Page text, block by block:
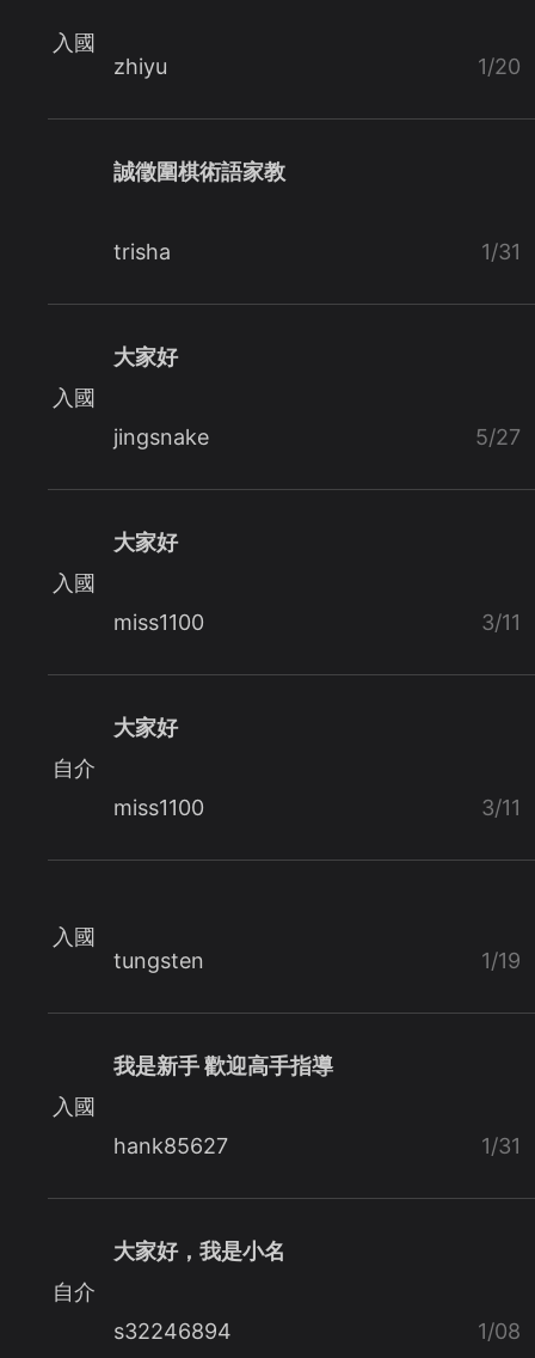
入國
zhiyu
1/20
誠徵圍棋術語家教
trisha 1/31
入國
大家好
jingsnake 5/27
入國
大家好
miss1100 3/11
自介
大家好
miss1100 3/11
入國
tungsten
1/19
入國
我是新手 歡迎高手指導
hank85627 1/31
自介
大家好，我是小名
s32246894 1/08